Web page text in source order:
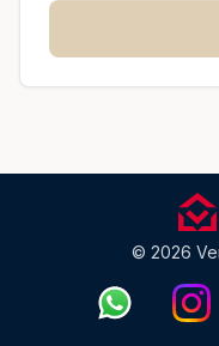
© 2026